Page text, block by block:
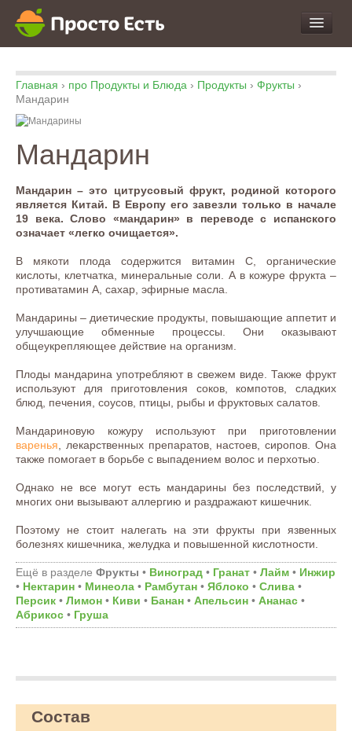
про Еду
Главная › про Продукты и Блюда › Продукты › Фрукты ›
Мандарин
Мандарин
Мандарин – это цитрусовый фрукт, родиной которого
является Китай. В Европу его завезли только в начале
19 века. Слово «мандарин» в переводе с испанского
означает «легко очищается».
В мякоти плода содержится витамин С, органические
кислоты, клетчатка, минеральные соли. А в кожуре фрукта –
противатамин А, сахар, эфирные масла.
Мандарины – диетические продукты, повышающие аппетит и
улучшающие обменные процессы. Они оказывают
общеукрепляющее действие на организм.
Плоды мандарина употребляют в свежем виде. Также фрукт
используют для приготовления соков, компотов, сладких
блюд, печения, соусов, птицы, рыбы и фруктовых салатов.
Мандариновую кожуру используют при приготовлении
варенья , лекарственных препаратов, настоев, сиропов. Она
также помогает в борьбе с выпадением волос и перхотью.
Однако не все могут есть мандарины без последствий, у
многих они вызывают аллергию и раздражают кишечник.
Поэтому не стоит налегать на эти фрукты при язвенных
болезнях кишечника, желудка и повышенной кислотности.
Ещё в разделе Фрукты • Виноград • Гранат • Лайм • Инжир
• Нектарин • Минеола • Рамбутан • Яблоко • Слива •
Персик • Лимон • Киви • Банан • Апельсин • Ананас •
Абрикос • Груша
Состав